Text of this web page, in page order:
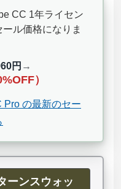
CC 1年ライセン
ル価格になりま
円 →
）
Pro の最新のセー
ーンスウォッ